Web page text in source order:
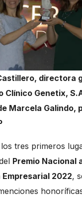
directora
Clínico Genetix,
Marcela Galindo,
tres primeros
Premio Nacional
2022,